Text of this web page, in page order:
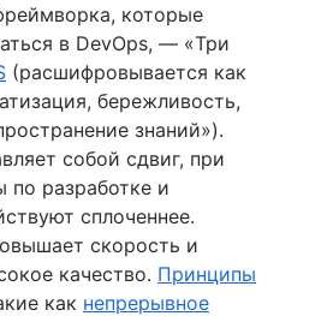
которые
в DevOps, — «Три
(расшифровывается как
бережливость,
знаний»).
собой сдвиг, при
разработке и
сплоченнее.
скорость и
качество. Принципы
как непрерывное